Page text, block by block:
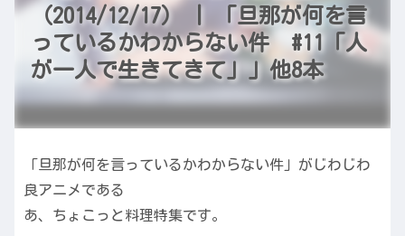
（2014/12/17） | 「旦那が何を言
っているかわからない件 #11「人
が一人で生きてきて」」他8本
「旦那が何を言っているかわからない件」がじわじわ
良アニメである
あ、ちょこっと料理特集です。